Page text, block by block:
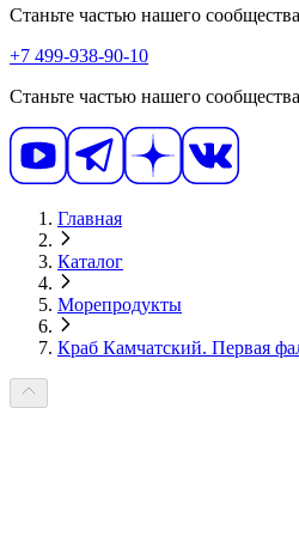
Станьте частью нашего сообщества
+7 499-938-90-10
Станьте частью нашего сообщества
Главная
Каталог
Морепродукты
Краб Камчатский. Первая